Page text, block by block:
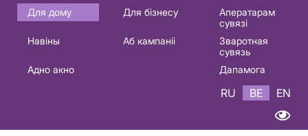
Основная
навигация
Для дому Для бізнесу
Аператарам
сувязі
Навіны
Аб кампаніі
Зваротная
сувязь
Адно акно
Дапамога
RU BE EN